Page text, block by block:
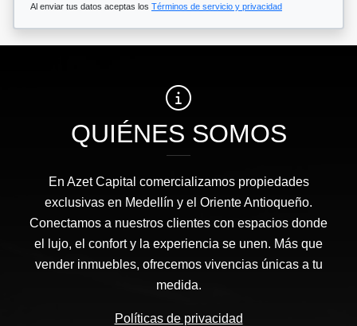
Al enviar tus datos aceptas los Términos de servicio y privacidad
QUIÉNES SOMOS
En Azet Capital comercializamos propiedades
exclusivas en Medellín y el Oriente Antioqueño.
Conectamos a nuestros clientes con espacios donde
el lujo, el confort y la experiencia se unen. Más que
vender inmuebles, ofrecemos vivencias únicas a tu
medida.
Políticas de privacidad